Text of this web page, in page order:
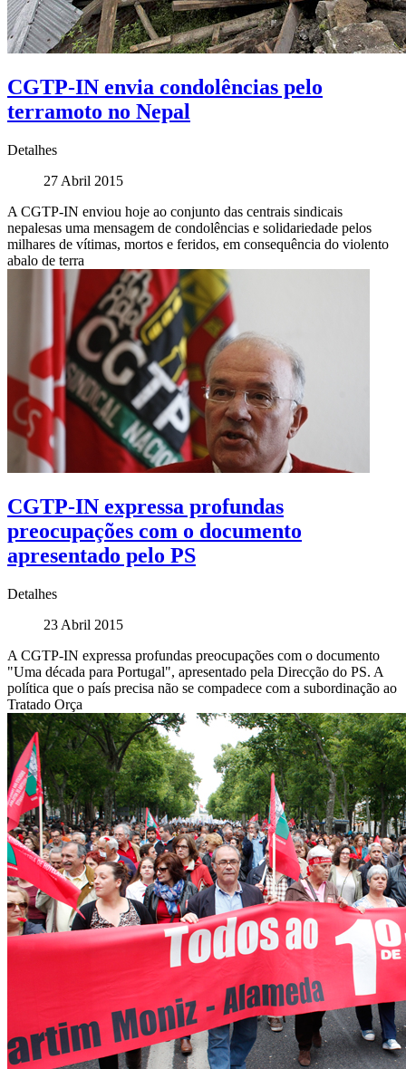
CGTP-IN envia condolências pelo
terramoto no Nepal
Detalhes
27 Abril 2015
A CGTP-IN enviou hoje ao conjunto das centrais sindicais
nepalesas uma mensagem de condolências e solidariedade pelos
milhares de vítimas, mortos e feridos, em consequência do violento
abalo de terra
CGTP-IN expressa profundas
preocupações com o documento
apresentado pelo PS
Detalhes
23 Abril 2015
A CGTP-IN expressa profundas preocupações com o documento
"Uma década para Portugal", apresentado pela Direcção do PS. A
política que o país precisa não se compadece com a subordinação ao
Tratado Orça